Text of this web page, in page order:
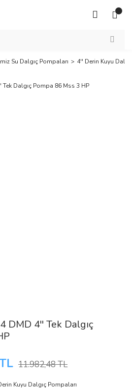
Su Dalgıç Pompaları 4'' Derin Kuyu
DMD 4'' Tek Dalgıç
11.982,48 TL
Kuyu Dalgıç Pompaları